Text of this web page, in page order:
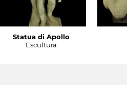
Statua di Apollo
Escultura